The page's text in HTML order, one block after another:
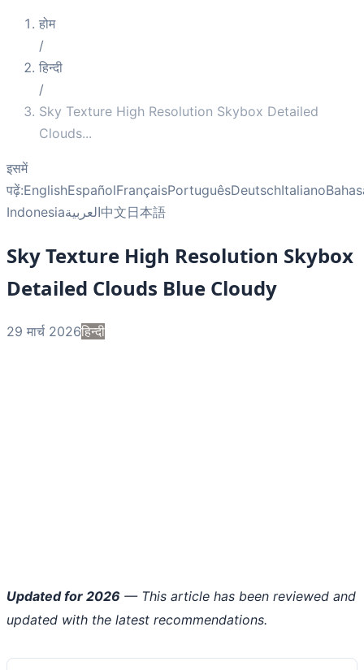
होम
/
हिन्दी
/
Sky Texture High Resolution Skybox Detailed
Clouds...
इसमें
पढ़ें:EnglishEspañolFrançaisPortuguêsDeutschItaliano
Indonesiaالعربية中文日本語
Sky Texture High Resolution Skybox
Detailed Clouds Blue Cloudy
29 मार्च 2026हिन्दी
Updated for 2026 — This article has been reviewed and
updated with the latest recommendations.